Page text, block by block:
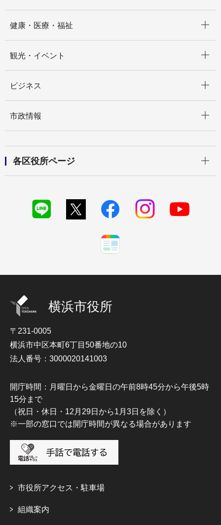
健康・医療・福祉
観光・イベント
ビジネス
市政情報
各区役所ページ
横浜市役所
〒231-0005
横浜市中区本町6丁目50番地の10
法人番号：3000020141003
開庁時間：月曜日から金曜日の午前8時45分から午後5時
15分まで
（祝日・休日・12月29日から1月3日を除く）
※一部の窓口では開庁時間が異なる場合があります
市役所アクセス・駐車場
組織案内